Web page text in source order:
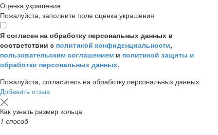
Оценка украшения
Пожалуйста, заполните поле оценка украшения
Я согласен на обработку персональных данных в
соответствии с политикой конфиденциальности,
пользовательским соглашением и политикой защиты и
обработки персональных данных.
Пожалуйста, согласитесь на обработку персональных данных
Добавить отзыв
Как узнать размер кольца
1 способ